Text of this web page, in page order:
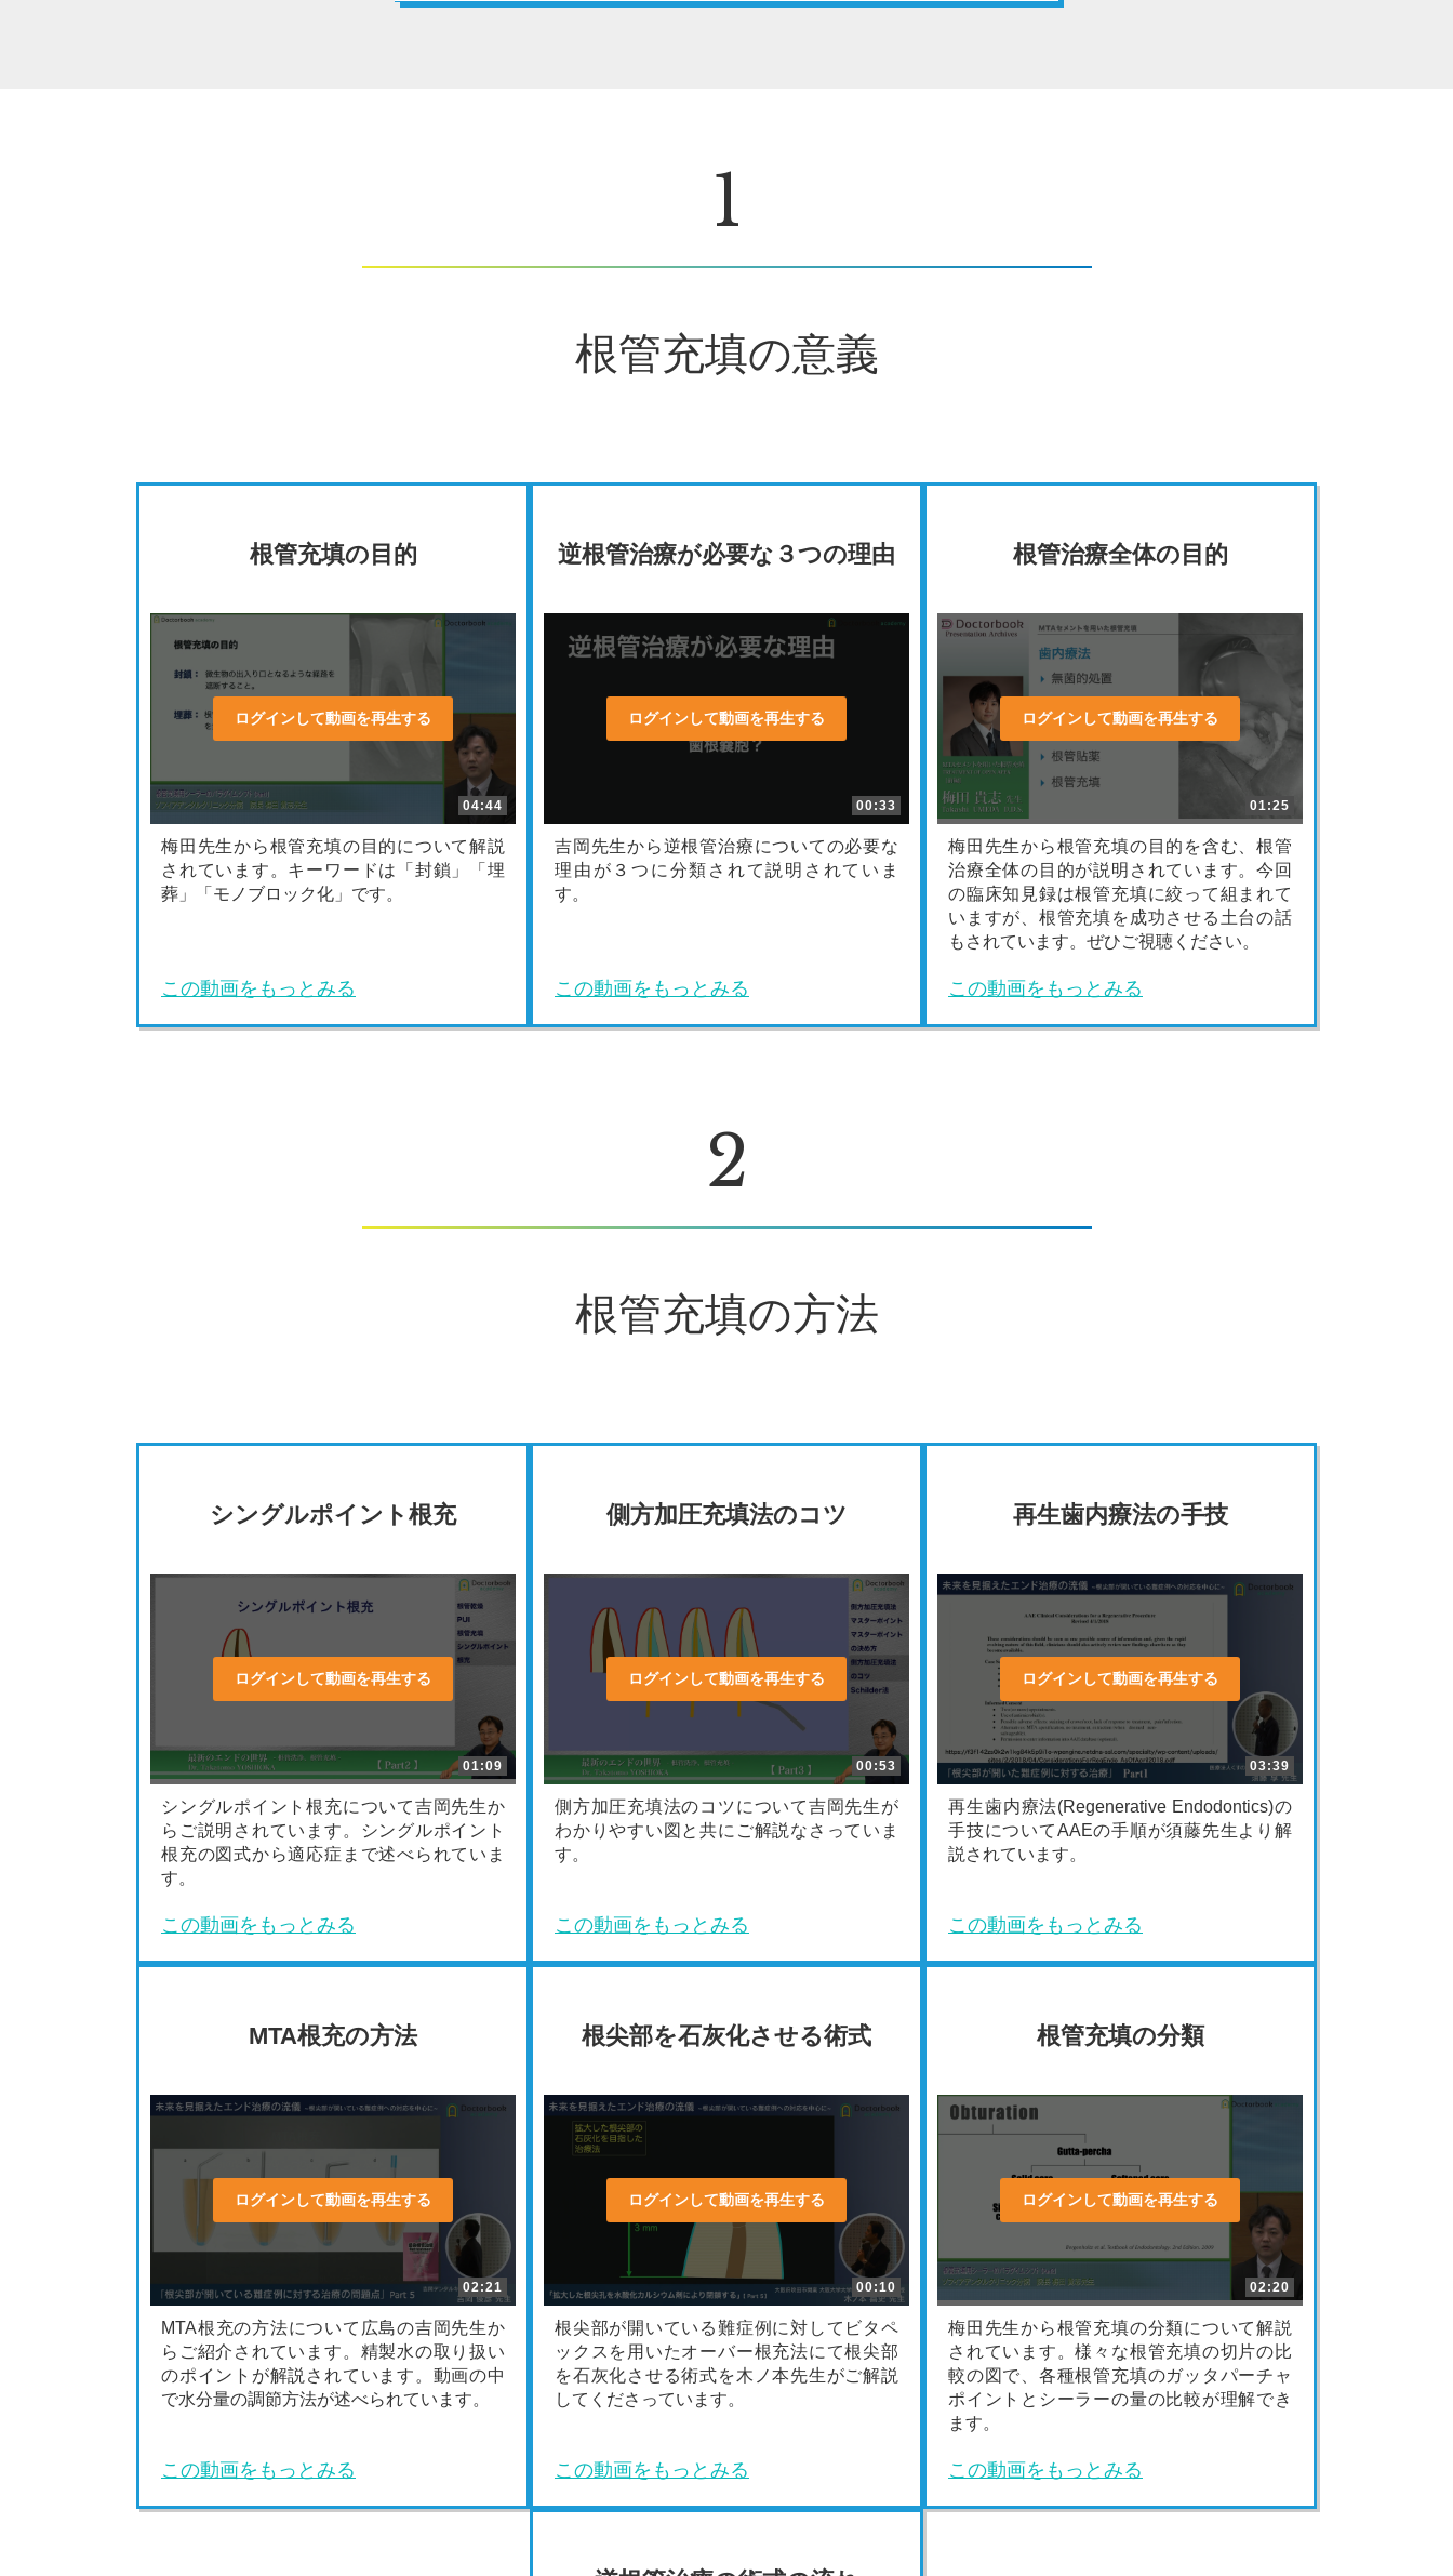
1
根管充填の意義
根管充填の目的
ログインして動画を再生する
04:44
梅田先生から根管充填の目的について解説
されています。キーワードは「封鎖」「埋
葬」「モノブロック化」です。
この動画をもっとみる
逆根管治療が必要な３つの理由
ログインして動画を再生する
00:33
吉岡先生から逆根管治療についての必要な
理由が３つに分類されて説明されていま
す。
この動画をもっとみる
根管治療全体の目的
ログインして動画を再生する
01:25
梅田先生から根管充填の目的を含む、根管
治療全体の目的が説明されています。今回
の臨床知見録は根管充填に絞って組まれて
いますが、根管充填を成功させる土台の話
もされています。ぜひご視聴ください。
この動画をもっとみる
2
根管充填の方法
シングルポイント根充
ログインして動画を再生する
01:09
シングルポイント根充について吉岡先生か
らご説明されています。シングルポイント
根充の図式から適応症まで述べられていま
す。
この動画をもっとみる
側方加圧充填法のコツ
ログインして動画を再生する
00:53
側方加圧充填法のコツについて吉岡先生が
わかりやすい図と共にご解説なさっていま
す。
この動画をもっとみる
再生歯内療法の手技
ログインして動画を再生する
03:39
再生歯内療法(Regenerative Endodontics)の
手技についてAAEの手順が須藤先生より解
説されています。
この動画をもっとみる
MTA根充の方法
ログインして動画を再生する
02:21
MTA根充の方法について広島の吉岡先生か
らご紹介されています。精製水の取り扱い
のポイントが解説されています。動画の中
で水分量の調節方法が述べられています。
この動画をもっとみる
根尖部を石灰化させる術式
ログインして動画を再生する
00:10
根尖部が開いている難症例に対してビタペ
ックスを用いたオーバー根充法にて根尖部
を石灰化させる術式を木ノ本先生がご解説
してくださっています。
この動画をもっとみる
根管充填の分類
ログインして動画を再生する
02:20
梅田先生から根管充填の分類について解説
されています。様々な根管充填の切片の比
較の図で、各種根管充填のガッタパーチャ
ポイントとシーラーの量の比較が理解でき
ます。
この動画をもっとみる